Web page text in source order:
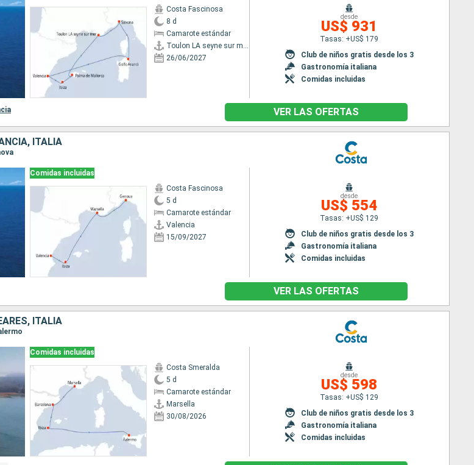
Costa Fascinosa
8 d
Camarote estándar
Toulon LA seyne sur mer
26/06/2027
desde
US$ 931
Tasas: +US$ 179
Club de niños gratis desde los 3
Gastronomía italiana
Comidas incluidas
VER LAS OFERTAS
ITALIA
Comidas incluidas
Costa Fascinosa
5 d
Camarote estándar
Valencia
15/09/2027
desde
US$ 554
Tasas: +US$ 129
Club de niños gratis desde los 3
Gastronomía italiana
Comidas incluidas
VER LAS OFERTAS
ITALIA
Comidas incluidas
Costa Smeralda
5 d
Camarote estándar
Marsella
30/08/2026
desde
US$ 598
Tasas: +US$ 129
Club de niños gratis desde los 3
Gastronomía italiana
Comidas incluidas